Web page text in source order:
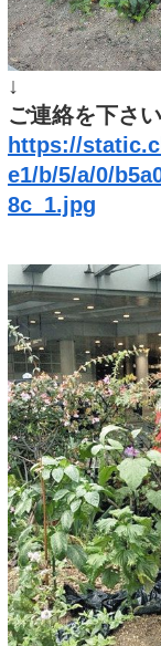
↓
ご連絡を下さ
https://
e1/b/5/a/0/
8c_1.jpg